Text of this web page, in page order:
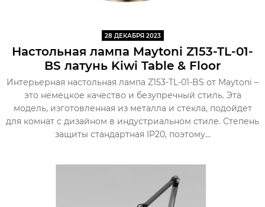
28 ДЕКАБРЯ 2023
Настольная лампа Maytoni Z153-TL-01-
BS латунь Kiwi Table & Floor
Интерьерная настольная лампа Z153-TL-01-BS от Maytoni –
это немецкое качество и безупречный стиль. Эта
модель, изготовленная из металла и стекла, подойдет
для комнат с дизайном в индустриальном стиле. Степень
защиты стандартная IP20, поэтому...